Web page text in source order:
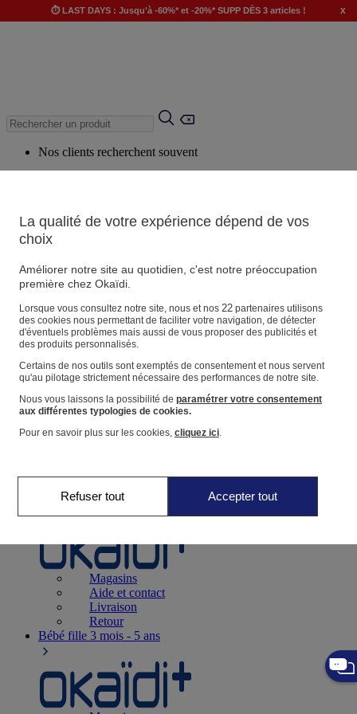
⏱️ LAST DAYS : Jusqu'à -60%* et -20%* SUPP DÈS 3 articles ! x
Nos clients recherchent souvent
Produits suggérés
Voir tous les produits
Magasin
Vos informations personnelles
Suivre une commande
Panier
Favoris
Naissance0-12 mois
Magasins
Aide et contact
Livraison
Retour
Bébé fille 3 mois - 5 ans
La qualité de votre expérience dépend de vos
choix
Améliorer notre site au quotidien, c'est notre préoccupation
première chez Okaïdi.
Lorsque vous consultez notre site, nous et nos 22partenaires utilisons
des cookies nous permettant de faciliter votre navigation, de détecter
d'éventuels problèmes mais aussi de vous proposer des publicités et
des produits personnalisés.
Certains de nos outils sont exemptés de consentement et nous servent
qu'au pilotage strictement nécessaire des performances de notre site.
Nous vous laissons la possibilité de paramétrer votre consentement
aux différentes typologies de cookies.
Pour en savoir plus sur les cookies, cliquez ici.
Refuser tout Accepter tout